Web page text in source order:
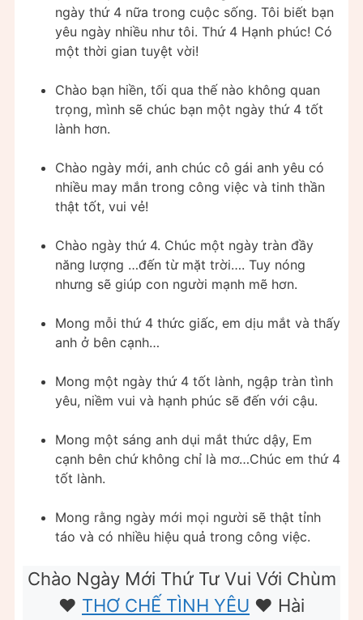
ngày thứ 4 nữa trong cuộc sống. Tôi biết bạn
yêu ngày nhiều như tôi. Thứ 4 Hạnh phúc! Có
một thời gian tuyệt vời!
Chào bạn hiền, tối qua thế nào không quan
trọng, mình sẽ chúc bạn một ngày thứ 4 tốt
lành hơn.
Chào ngày mới, anh chúc cô gái anh yêu có
nhiều may mắn trong công việc và tinh thần
thật tốt, vui vẻ!
Chào ngày thứ 4. Chúc một ngày tràn đầy
năng lượng …đến từ mặt trời…. Tuy nóng
nhưng sẽ giúp con người mạnh mẽ hơn.
Mong mỗi thứ 4 thức giấc, em dịu mắt và thấy
anh ở bên cạnh…
Mong một ngày thứ 4 tốt lành, ngập tràn tình
yêu, niềm vui và hạnh phúc sẽ đến với cậu.
Mong một sáng anh dụi mắt thức dậy, Em
cạnh bên chứ không chỉ là mơ…Chúc em thứ 4
tốt lành.
Mong rằng ngày mới mọi người sẽ thật tỉnh
táo và có nhiều hiệu quả trong công việc.
Chào Ngày Mới Thứ Tư Vui Với Chùm
❤️ THƠ CHẾ TÌNH YÊU ❤️ Hài